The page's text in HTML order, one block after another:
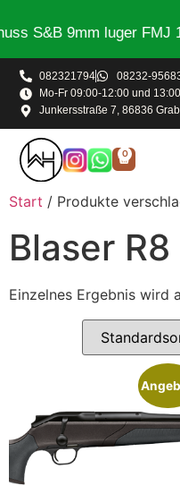
S&B 9mm luger FMJ
082321794 08232-
Mo-Fr 09:00-12:00 und
Junkersstraße 7, 86836
0
Start / Produkte
Blaser R8
Einzelnes Ergebnis wird